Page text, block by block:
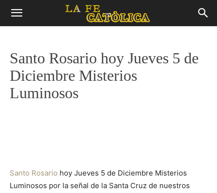
Santo Rosario hoy Jueves 5 de
Diciembre Misterios
Luminosos
Santo Rosario hoy Jueves 5 de Diciembre Misterios
Luminosos por la señal de la Santa Cruz de nuestros